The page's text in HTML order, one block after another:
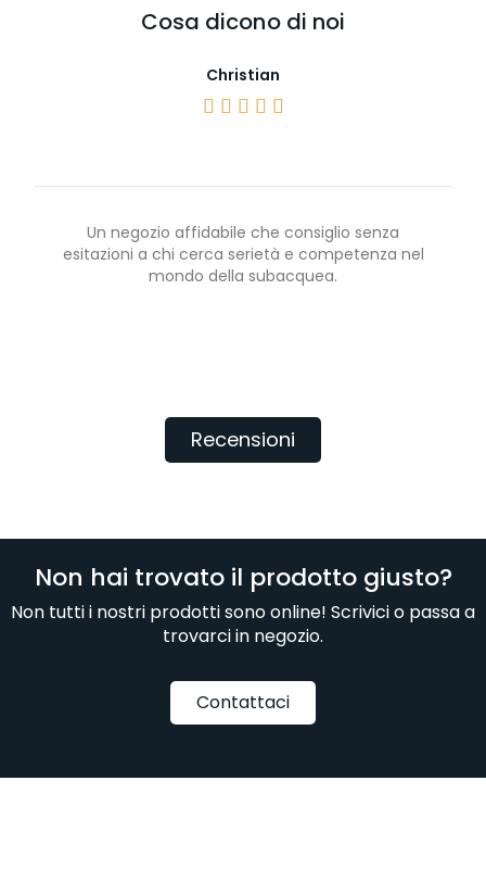
Cosa dicono di noi
Christian
    
Un negozio affidabile che consiglio senza
esitazioni a chi cerca serietà e competenza nel
mondo della subacquea.
Recensioni
Non hai trovato il prodotto giusto?
Non tutti i nostri prodotti sono online! Scrivici o passa a
trovarci in negozio.
Contattaci